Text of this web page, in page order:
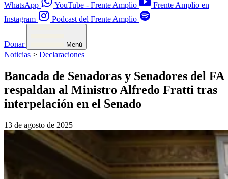
WhatsApp YouTube - Frente Amplio
Frente Amplio en
Instagram
Podcast del Frente Amplio
Donar Menú
Noticias > Declaraciones
Bancada de Senadoras y Senadores del FA
respaldan al Ministro Alfredo Fratti tras
interpelación en el Senado
13 de agosto de 2025